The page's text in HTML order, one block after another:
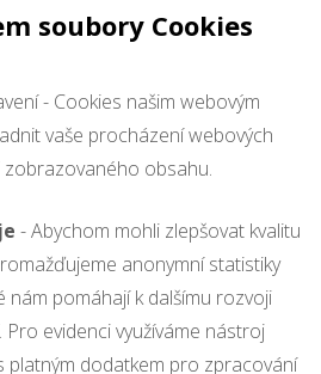
soubory Cookies
- Cookies našim webovým
vaše procházení webových
obsahu.
- Abychom mohli zlepšovat kvalitu
anonymní statistiky
nám pomáhají k dalšímu rozvoji
evidenci využíváme nástroj
platným dodatkem pro zpracování